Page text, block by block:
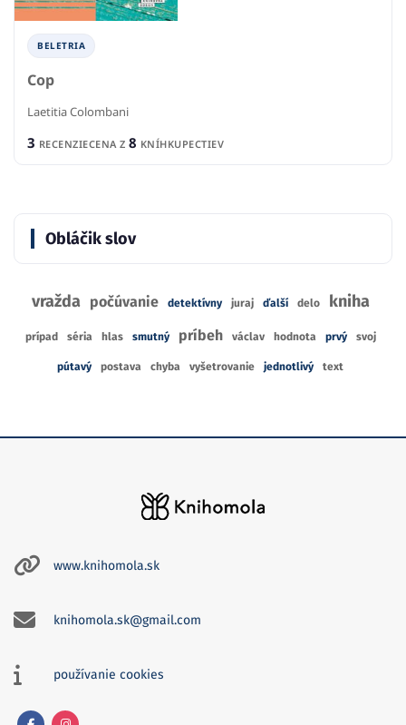
BELETRIA
Cop
Laetitia Colombani
3 RECENZIECENA Z 8 KNÍHKUPECTIEV
Obláčik slov
vražda počúvanie detektívny juraj ďalší delo kniha
prípad séria hlas smutný príbeh václav hodnota prvý svoj
pútavý postava chyba vyšetrovanie jednotlivý text
www.knihomola.sk
knihomola.sk@gmail.com
používanie cookies